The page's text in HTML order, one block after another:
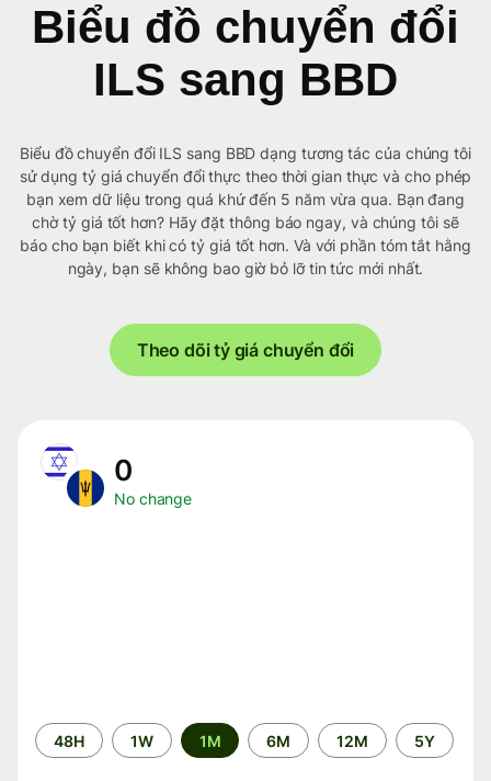
Biểu đồ chuyển đổi
ILS sang BBD
Biểu đồ chuyển đổi ILS sang BBD dạng tương tác của chúng tôi
sử dụng tỷ giá chuyển đổi thực theo thời gian thực và cho phép
bạn xem dữ liệu trong quá khứ đến 5 năm vừa qua. Bạn đang
chờ tỷ giá tốt hơn? Hãy đặt thông báo ngay, và chúng tôi sẽ
báo cho bạn biết khi có tỷ giá tốt hơn. Và với phần tóm tắt hằng
ngày, bạn sẽ không bao giờ bỏ lỡ tin tức mới nhất.
Theo dõi tỷ giá chuyển đổi
0
No change
Time
period
48H 1W 1M 6M 12M 5Y